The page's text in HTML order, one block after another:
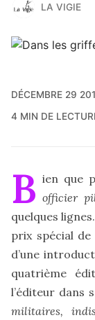
LA VIGIE
DÉCEMBRE 29
4 MIN DE
B ien que
officier
quelques
prix spécial de
d’une
quatrième
l’éditeur dans
militaires,